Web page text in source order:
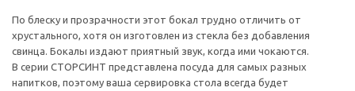
По блеску и прозрачности этот бокал трудно отличить от
хрустального, хотя он изготовлен из стекла без добавления
свинца. Бокалы издают приятный звук, когда ими чокаются.
В серии СТОРСИНТ представлена посуда для самых разных
напитков, поэтому ваша сервировка стола всегда будет